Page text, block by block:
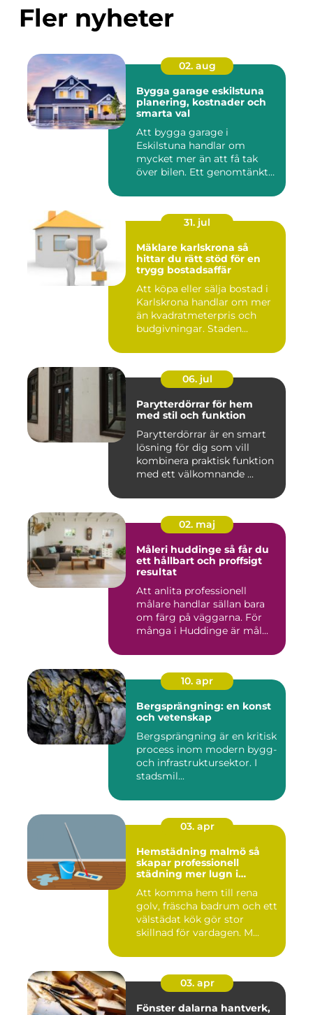
Fler nyheter
02. aug
Bygga garage eskilstuna
planering, kostnader och
smarta val
Att bygga garage i
Eskilstuna handlar om
mycket mer än att få tak
över bilen. Ett genomtänkt
31. jul
Mäklare karlskrona så
hittar du rätt stöd för en
trygg bostadsaffär
Att köpa eller sälja bostad i
Karlskrona handlar om mer
än kvadratmeterpris och
budgivningar. Staden...
06. jul
Parytterdörrar för hem
med stil och funktion
Parytterdörrar är en smart
lösning för dig som vill
kombinera praktisk funktion
med ett välkomnande ...
02. maj
Måleri huddinge så får du
ett hållbart och proffsigt
resultat
Att anlita professionell
målare handlar sällan bara
om färg på väggarna. För
många i Huddinge är mål...
10. apr
Bergsprängning: en konst
och vetenskap
Bergsprängning är en kritisk
process inom modern bygg-
och infrastruktursektor. I
stadsmil...
03. apr
Hemstädning malmö så
skapar professionell
städning mer lugn i
Att komma hem till rena
golv, fräscha badrum och ett
välstädat kök gör stor
skillnad för vardagen. M...
03. apr
Fönster dalarna hantverk,